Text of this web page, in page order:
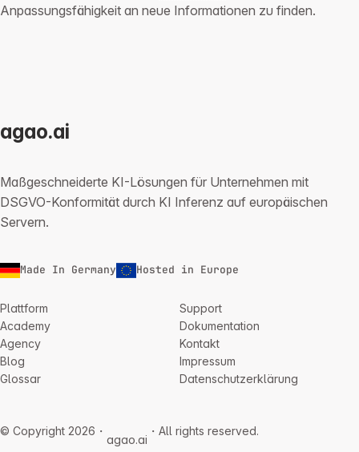
Anpassungsfähigkeit an neue Informationen zu finden.
agao.ai
Maßgeschneiderte KI-Lösungen für Unternehmen mit
DSGVO-Konformität durch KI Inferenz auf europäischen
Servern.
Made In Germany Hosted in Europe
Plattform
Academy
Agency
Blog
Glossar
Support
Dokumentation
Kontakt
Impressum
Datenschutzerklärung
© Copyright 2026・
agao.ai
・All rights reserved.